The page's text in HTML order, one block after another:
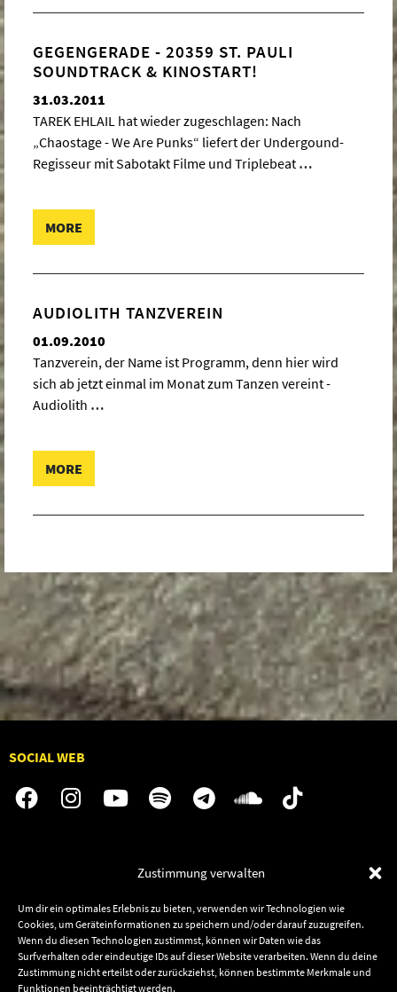
Zustimmung verwalten
Um dir ein optimales Erlebnis zu bieten, verwenden wir Technologien wie
Cookies, um Geräteinformationen zu speichern und/oder darauf zuzugreifen.
Wenn du diesen Technologien zustimmst, können wir Daten wie das
Surfverhalten oder eindeutige IDs auf dieser Website verarbeiten. Wenn du deine
Zustimmung nicht erteilst oder zurückziehst, können bestimmte Merkmale und
Funktionen beeinträchtigt werden.
GEGENGERADE - 20359 ST. PAULI
SOUNDTRACK & KINOSTART!
31.03.2011
TAREK EHLAIL hat wieder zugeschlagen: Nach
„Chaostage - We Are Punks“ liefert der Undergound-
Regisseur mit Sabotakt Filme und Triplebeat …
MORE
AUDIOLITH TANZVEREIN
01.09.2010
Tanzverein, der Name ist Programm, denn hier wird
sich ab jetzt einmal im Monat zum Tanzen vereint -
Audiolith …
MORE
SOCIAL WEB
Artists
Releases
Friends
Kontakt
Termine
Shop
Datenschutz Newsletter